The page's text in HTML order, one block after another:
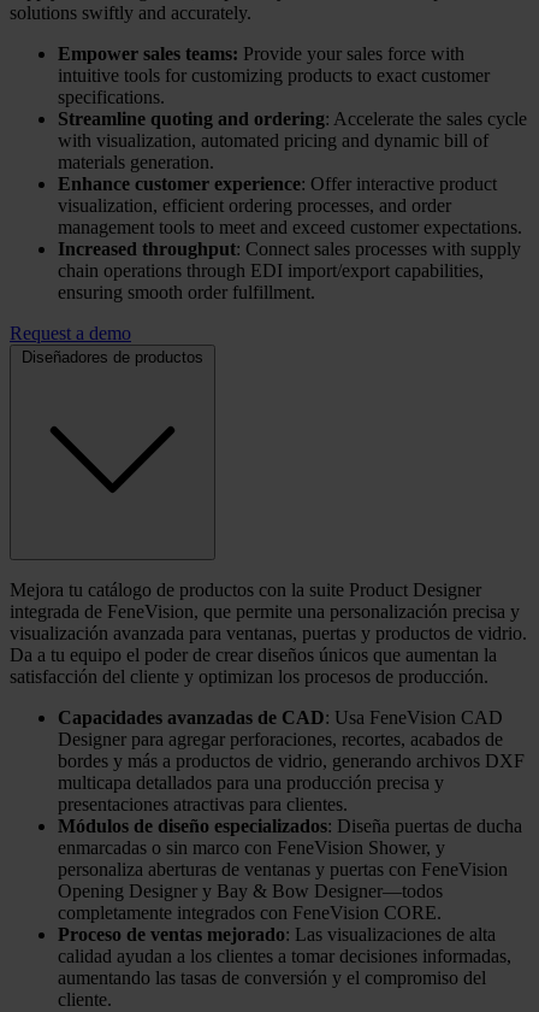
solutions swiftly and accurately.
Empower sales teams: Provide your sales force with
intuitive tools for customizing products to exact customer
specifications.
Streamline quoting and ordering: Accelerate the sales cycle
with visualization, automated pricing and dynamic bill of
materials generation.
Enhance customer experience: Offer interactive product
visualization, efficient ordering processes, and order
management tools to meet and exceed customer expectations.
Increased throughput: Connect sales processes with supply
chain operations through EDI import/export capabilities,
ensuring smooth order fulfillment.
Request a demo
Diseñadores de productos
Mejora tu catálogo de productos con la suite Product Designer
integrada de FeneVision, que permite una personalización precisa y
visualización avanzada para ventanas, puertas y productos de vidrio.
Da a tu equipo el poder de crear diseños únicos que aumentan la
satisfacción del cliente y optimizan los procesos de producción.
Capacidades avanzadas de CAD: Usa FeneVision CAD
Designer para agregar perforaciones, recortes, acabados de
bordes y más a productos de vidrio, generando archivos DXF
multicapa detallados para una producción precisa y
presentaciones atractivas para clientes.
Módulos de diseño especializados: Diseña puertas de ducha
enmarcadas o sin marco con FeneVision Shower, y
personaliza aberturas de ventanas y puertas con FeneVision
Opening Designer y Bay & Bow Designer—todos
completamente integrados con FeneVision CORE.
Proceso de ventas mejorado: Las visualizaciones de alta
calidad ayudan a los clientes a tomar decisiones informadas,
aumentando las tasas de conversión y el compromiso del
cliente.